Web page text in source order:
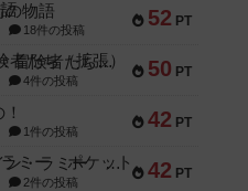
52 PT
の物語
18件の投稿
50 PT
クランク! ：冒険者たち（拡張）
4件の投稿
42 PT
1件の投稿
42 PT
スターマイン・ラミー ポケット
2件の投稿